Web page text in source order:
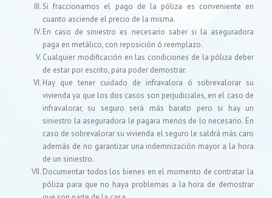
Si fraccionamos el pago de la póliza es conveniente en
cuanto asciende el precio de la misma.
En caso de siniestro es necesario saber si la aseguradora
paga en metálico, con reposición ó reemplazo.
Cualquier modificación en las condiciones de la póliza deber
de estar por escrito, para poder demostrar.
Hay que tener cuidado de infravalora ó sobrevalorar su
vivienda ya que los dos casos son perjudiciales, en el caso de
infravalorar, su seguro será más barato pero si hay un
siniestro la aseguradora le pagara menos de lo necesario. En
caso de sobrevalorar su vivienda el seguro le saldrá más caro
además de no garantizar una indemnización mayor a la hora
de un siniestro.
Documentar todos los bienes en el momento de contratar la
póliza para que no haya problemas a la hora de demostrar